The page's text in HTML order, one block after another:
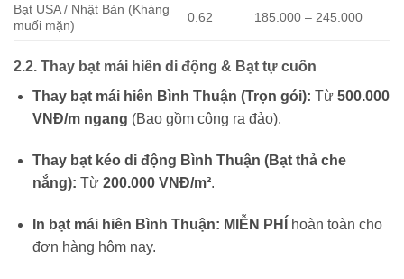
Bạt USA / Nhật Bản (Kháng
muối mặn)
0.62 185.000 – 245.000
2.2. Thay bạt mái hiên di động & Bạt tự cuốn
Thay bạt mái hiên Bình Thuận (Trọn gói): Từ 500.000
VNĐ/m ngang (Bao gồm công ra đảo).
Thay bạt kéo di động Bình Thuận (Bạt thả che
nắng): Từ 200.000 VNĐ/m².
In bạt mái hiên Bình Thuận: MIỄN PHÍ
hoàn toàn cho
đơn hàng hôm nay.